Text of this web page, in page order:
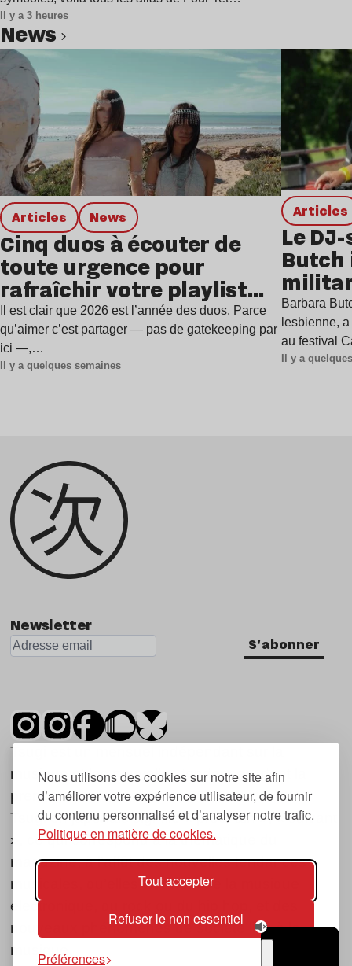
Nous utilisons des cookies sur notre site afin
d’améliorer votre expérience utilisateur, de fournir
du contenu personnalisé et d’analyser notre trafic.
Politique en matière de cookies.
Tout accepter
Refuser le non essentiel
Préférences
Il y a 3 heures
news
Articles news
Cinq duos à écouter de
toute urgence pour
rafraîchir votre playlist
estivale
Il est clair que 2026 est l’année des duos. Parce
qu’aimer c’est partager — pas de gatekeeping par
ici —,…
Il y a quelques semaines
Articles
Le
Butch
à
Barbara
lesbienne,
au festival
Il y a
Lire l’article
Newsletter
S'abonner
Tsugi est un mensuel indépendant sur la
musique et les nouvelles tendances, dont la
première parution date de 2007.
Tsugi en japonais signifie « prochain », « suivant
», ce qui correspond à la thématique du
magazine, à l’affût des nouvelles tendances
musicales, qu’elles viennent de la musique
électronique, du rock ou du hip hop, et des
nouveaux phénomènes de société liés à la
musique.